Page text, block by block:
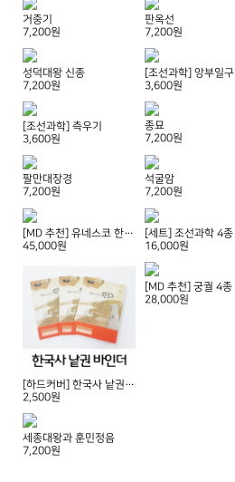
거중기
7,200원
판옥선
7,200원
성덕대왕 신종
7,200원
[조선과학] 앙부일구
3,600원
[조선과학] 측우기
3,600원
종묘
7,200원
팔만대장경
7,200원
석굴암
7,200원
[MD 추천] 유네스코 한국문화유산 6종 세트 (하드커버 바인더, 양면테이프 증정)
45,000원
16,000원
[하드커버] 한국사 낱권 바인더 (1~3권용)
2,500원
28,000원
세종대왕과 훈민정음
7,200원